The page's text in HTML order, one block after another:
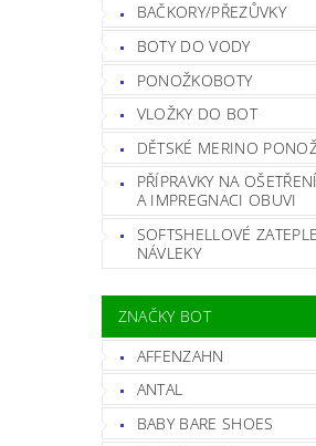
BAČKORY/PŘEZŮVKY
BOTY DO VODY
PONOŽKOBOTY
VLOŽKY DO BOT
DĚTSKÉ MERINO
PŘÍPRAVKY NA
A IMPREGNACI OBUVI
SOFTSHELLOVÉ
NÁVLEKY
ZNAČKY BOT
AFFENZAHN
ANTAL
BABY BARE SHOES